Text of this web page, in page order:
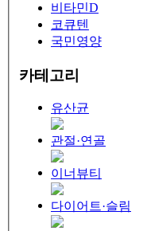
비타민D
코큐텐
국민영양
카테고리
유산균
관절·연골
이너뷰티
다이어트·슬림